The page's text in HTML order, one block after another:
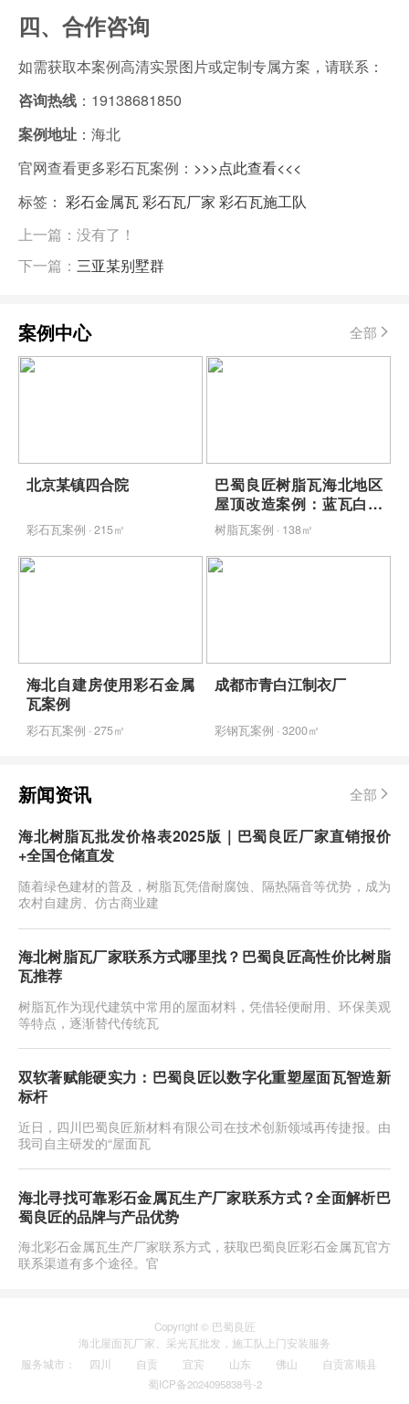
四、合作咨询
如需获取本案例高清实景图片或定制专属方案，请联系：
咨询热线：19138681850
案例地址：海北
官网查看更多彩石瓦案例： >>>点此查看<<<
标签： 彩石金属瓦彩石瓦厂家 彩石瓦施工队
上一篇：没有了！
下一篇： 三亚某别墅群
案例中心 全部
北京某镇四合院
彩石瓦案例 · 215㎡
巴蜀良匠树脂瓦海北地区
屋顶改造案例：蓝瓦白墙
映青山，包工包料省心焕
新
树脂瓦案例 · 138㎡
海北自建房使用彩石金属
瓦案例
彩石瓦案例 · 275㎡
成都市青白江制衣厂
彩钢瓦案例 · 3200㎡
新闻资讯 全部
海北树脂瓦批发价格表2025版｜巴蜀良匠厂家直销报价
+全国仓储直发
随着绿色建材的普及，树脂瓦凭借耐腐蚀、隔热隔音等优势，成为
农村自建房、仿古商业建
海北树脂瓦厂家联系方式哪里找？巴蜀良匠高性价比树脂
瓦推荐
树脂瓦作为现代建筑中常用的屋面材料，凭借轻便耐用、环保美观
等特点，逐渐替代传统瓦
双软著赋能硬实力：巴蜀良匠以数字化重塑屋面瓦智造新
标杆
近日，四川巴蜀良匠新材料有限公司在技术创新领域再传捷报。由
我司自主研发的“屋面瓦
海北寻找可靠彩石金属瓦生产厂家联系方式？全面解析巴
蜀良匠的品牌与产品优势
海北彩石金属瓦生产厂家联系方式，获取巴蜀良匠彩石金属瓦官方
联系渠道有多个途径。官
Copyright © 巴蜀良匠
海北屋面瓦厂家 采光瓦批发，施工队上门安装服务
服务城市 ： 四川 自贡 宜宾 山东 佛山
自贡富顺县
蜀ICP备2024095838号-2